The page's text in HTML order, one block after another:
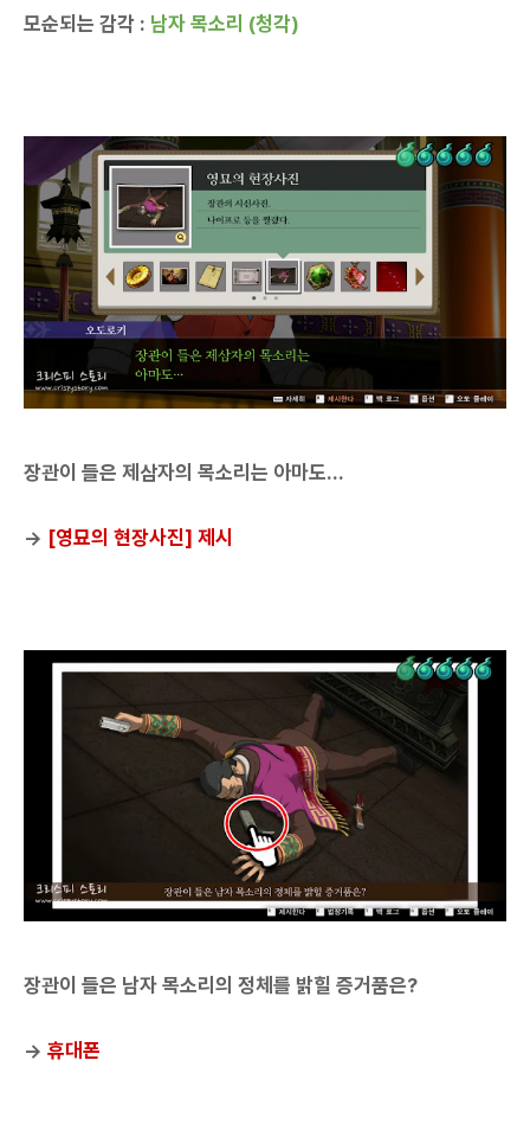
모순되는 감각 : 남자 목소리 (청각)
장관이 들은 제삼자의 목소리는 아마도...
→ [영묘의 현장사진] 제시
장관이 들은 남자 목소리의 정체를 밝힐 증거품은?
→ 휴대폰